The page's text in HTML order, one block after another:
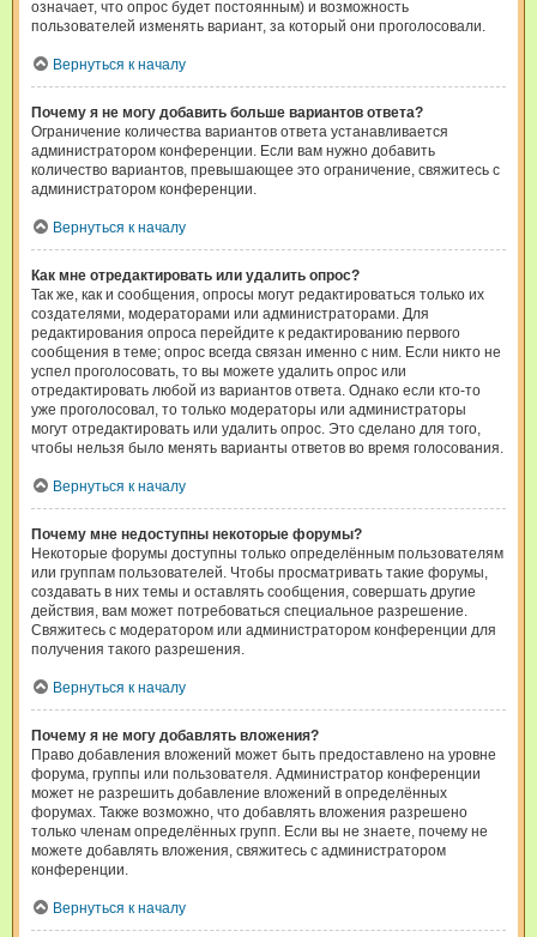
означает, что опрос будет постоянным) и возможность
пользователей изменять вариант, за который они проголосовали.
Вернуться к началу
Почему я не могу добавить больше вариантов ответа?
Ограничение количества вариантов ответа устанавливается
администратором конференции. Если вам нужно добавить
количество вариантов, превышающее это ограничение, свяжитесь с
администратором конференции.
Вернуться к началу
Как мне отредактировать или удалить опрос?
Так же, как и сообщения, опросы могут редактироваться только их
создателями, модераторами или администраторами. Для
редактирования опроса перейдите к редактированию первого
сообщения в теме; опрос всегда связан именно с ним. Если никто не
успел проголосовать, то вы можете удалить опрос или
отредактировать любой из вариантов ответа. Однако если кто-то
уже проголосовал, то только модераторы или администраторы
могут отредактировать или удалить опрос. Это сделано для того,
чтобы нельзя было менять варианты ответов во время голосования.
Вернуться к началу
Почему мне недоступны некоторые форумы?
Некоторые форумы доступны только определённым пользователям
или группам пользователей. Чтобы просматривать такие форумы,
создавать в них темы и оставлять сообщения, совершать другие
действия, вам может потребоваться специальное разрешение.
Свяжитесь с модератором или администратором конференции для
получения такого разрешения.
Вернуться к началу
Почему я не могу добавлять вложения?
Право добавления вложений может быть предоставлено на уровне
форума, группы или пользователя. Администратор конференции
может не разрешить добавление вложений в определённых
форумах. Также возможно, что добавлять вложения разрешено
только членам определённых групп. Если вы не знаете, почему не
можете добавлять вложения, свяжитесь с администратором
конференции.
Вернуться к началу